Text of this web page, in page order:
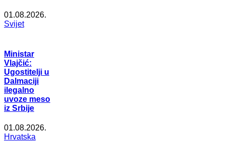
01.08.2026.
Svijet
Ministar
Vlajčić:
Ugostitelji u
Dalmaciji
ilegalno
uvoze meso
iz Srbije
01.08.2026.
Hrvatska